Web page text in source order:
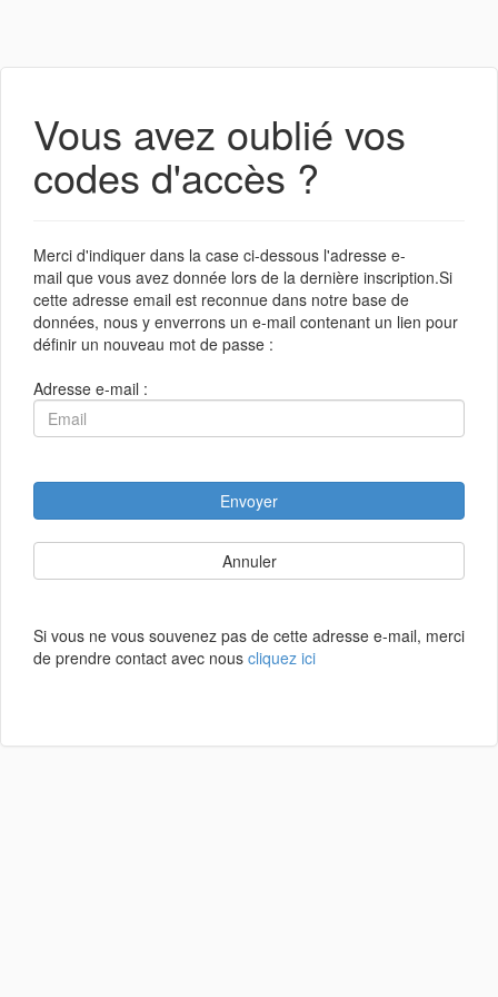
Vous avez oublié vos
codes d'accès ?
Merci d'indiquer dans la case ci-dessous l'adresse e-
mail que vous avez donnée lors de la dernière inscription.Si
cette adresse email est reconnue dans notre base de
données, nous y enverrons un e-mail contenant un lien pour
définir un nouveau mot de passe :
Adresse e-mail :
Envoyer
Annuler
Si vous ne vous souvenez pas de cette adresse e-mail, merci
de prendre contact avec nous cliquez ici